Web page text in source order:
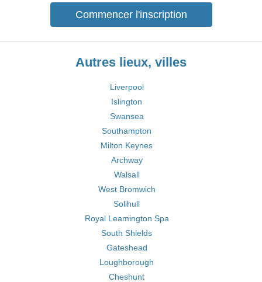
Commencer l'inscription
Autres lieux, villes
Liverpool
Islington
Swansea
Southampton
Milton Keynes
Archway
Walsall
West Bromwich
Solihull
Royal Leamington Spa
South Shields
Gateshead
Loughborough
Cheshunt